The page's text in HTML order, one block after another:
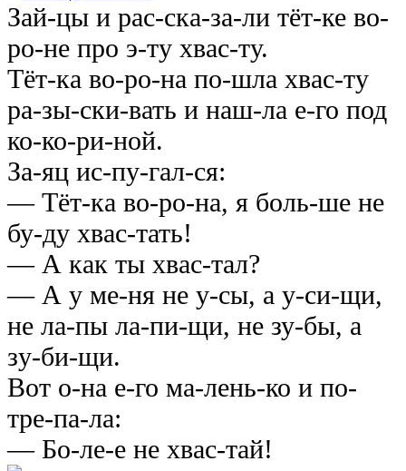
Зай-цы и рас-ска-за-ли тёт-ке во-
ро-не про э-ту хвaс-ту.
Тёт-ка во-ро-на по-шла хвас-ту
ра-зы-ски-вать и наш-ла е-го под
ко-ко-ри-ной.
За-яц ис-пу-гал-ся:
— Тёт-ка во-ро-на, я боль-ше не
бу-ду хвас-тать!
— А как ты хвас-тал?
— А у ме-ня не у-сы, а у-си-щи,
не ла-пы лa-пи-щи, не зу-бы, а
зy-би-щи.
Вот о-на е-го ма-лень-ко и по-
тре-па-ла:
— Бо-ле-е не хвас-тай!